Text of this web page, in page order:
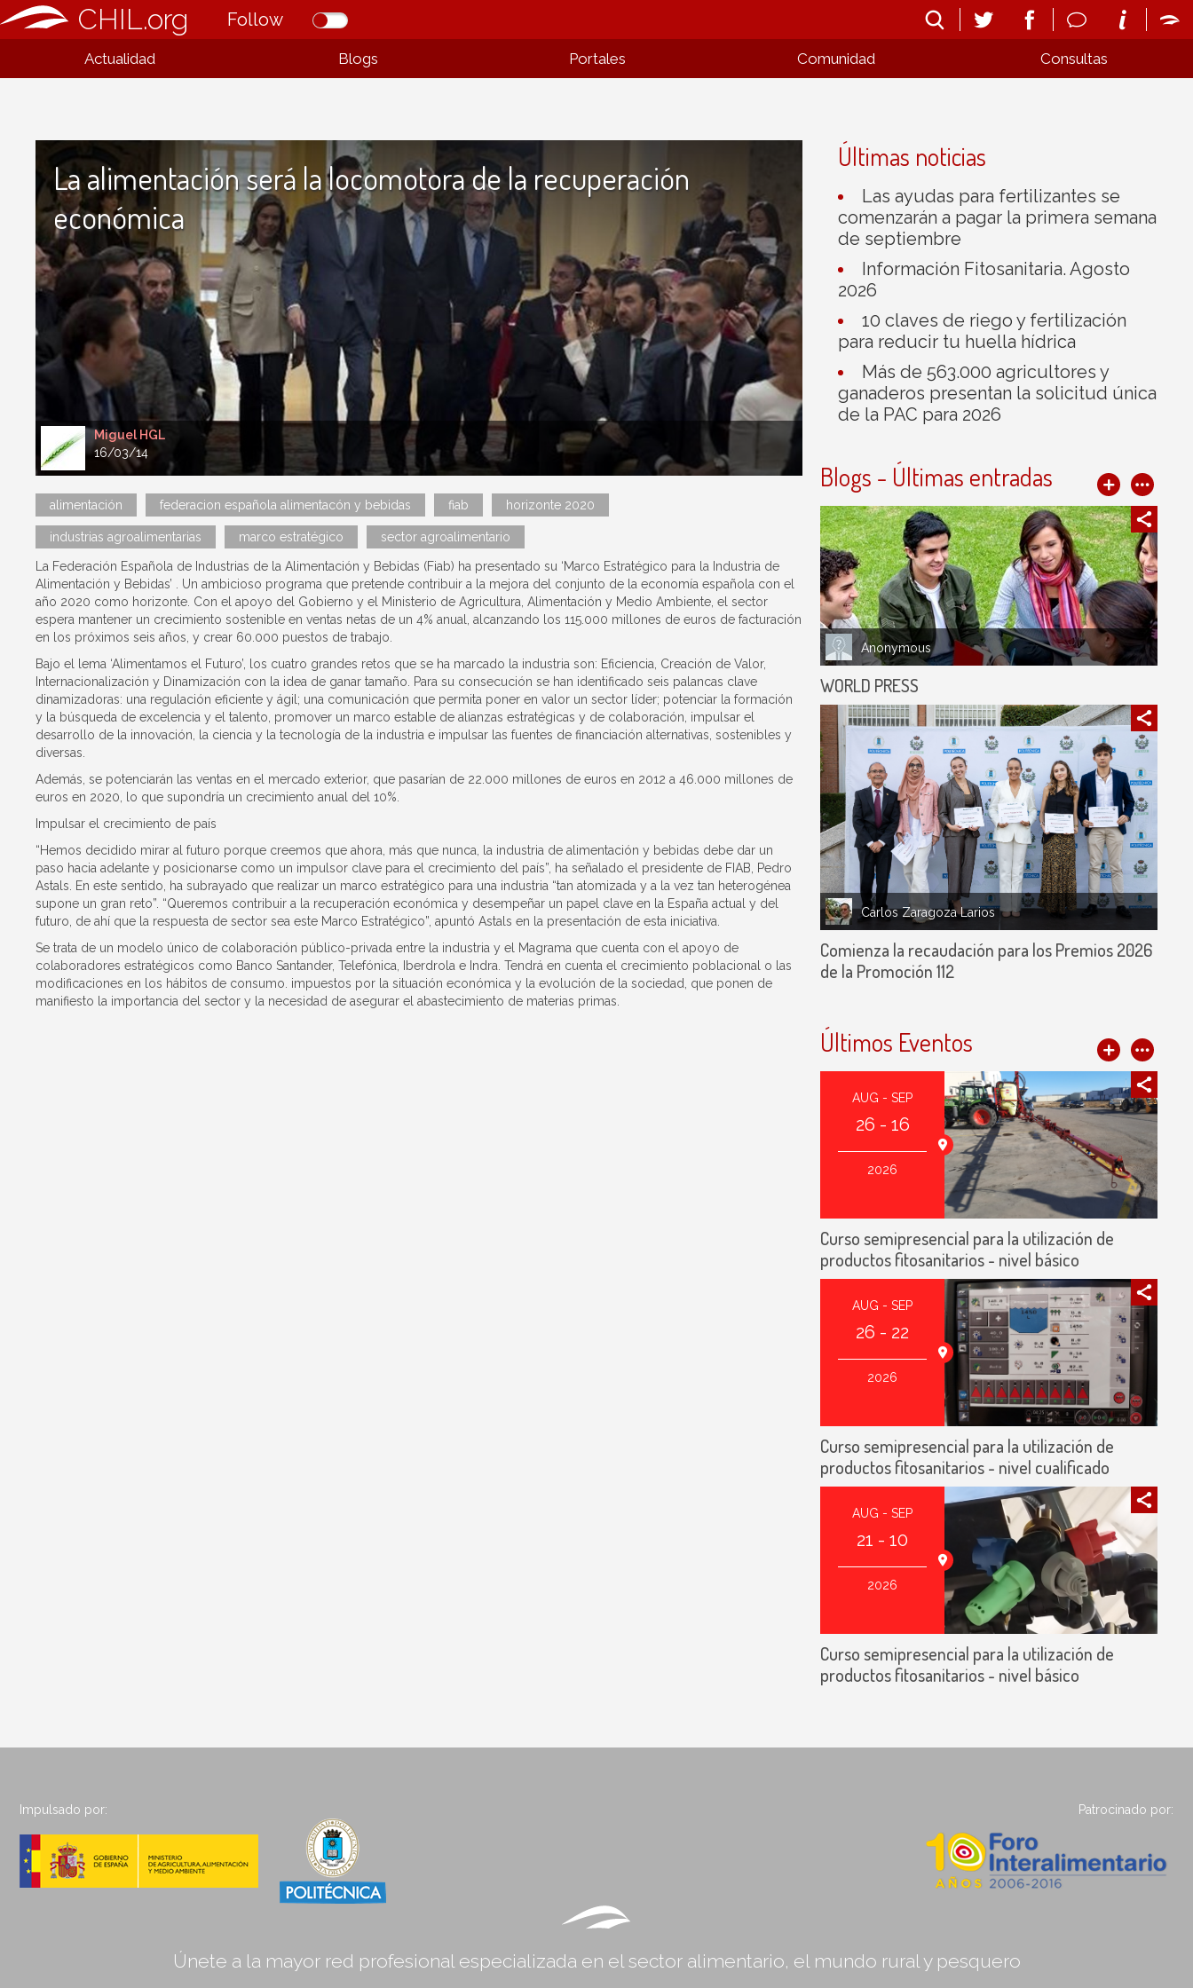
CHIL.org Follow
Actualidad Blogs Portales Comunidad Consultas
Miguel HGL
16/03/14
La alimentación será la locomotora de la recuperación
económica
alimentación federacion española alimentacón y bebidas fiab horizonte 2020
industrias agroalimentarias marco estratégico sector agroalimentario
La Federación Española de Industrias de la Alimentación y Bebidas (Fiab) ha presentado su ‘Marco Estratégico para la Industria de
Alimentación y Bebidas’ . Un ambicioso programa que pretende contribuir a la mejora del conjunto de la economía española con el
año 2020 como horizonte. Con el apoyo del Gobierno y el Ministerio de Agricultura, Alimentación y Medio Ambiente, el sector
espera mantener un crecimiento sostenible en ventas netas de un 4% anual, alcanzando los 115.000 millones de euros de facturación
en los próximos seis años, y crear 60.000 puestos de trabajo.
Bajo el lema ‘Alimentamos el Futuro’, los cuatro grandes retos que se ha marcado la industria son: Eficiencia, Creación de Valor,
Internacionalización y Dinamización con la idea de ganar tamaño. Para su consecución se han identificado seis palancas clave
dinamizadoras: una regulación eficiente y ágil; una comunicación que permita poner en valor un sector líder; potenciar la formación
y la búsqueda de excelencia y el talento, promover un marco estable de alianzas estratégicas y de colaboración, impulsar el
desarrollo de la innovación, la ciencia y la tecnología de la industria e impulsar las fuentes de financiación alternativas, sostenibles y
diversas.
Además, se potenciarán las ventas en el mercado exterior, que pasarían de 22.000 millones de euros en 2012 a 46.000 millones de
euros en 2020, lo que supondría un crecimiento anual del 10%.
Impulsar el crecimiento de país
“Hemos decidido mirar al futuro porque creemos que ahora, más que nunca, la industria de alimentación y bebidas debe dar un
paso hacia adelante y posicionarse como un impulsor clave para el crecimiento del país”, ha señalado el presidente de FIAB, Pedro
Astals. En este sentido, ha subrayado que realizar un marco estratégico para una industria “tan atomizada y a la vez tan heterogénea
supone un gran reto”. “Queremos contribuir a la recuperación económica y desempeñar un papel clave en la España actual y del
futuro, de ahí que la respuesta de sector sea este Marco Estratégico”, apuntó Astals en la presentación de esta iniciativa.
Se trata de un modelo único de colaboración público-privada entre la industria y el Magrama que cuenta con el apoyo de
colaboradores estratégicos como Banco Santander, Telefónica, Iberdrola e Indra. Tendrá en cuenta el crecimiento poblacional o las
modificaciones en los hábitos de consumo. impuestos por la situación económica y la evolución de la sociedad, que ponen de
manifiesto la importancia del sector y la necesidad de asegurar el abastecimiento de materias primas.
Últimas noticias
Las ayudas para fertilizantes se
comenzarán a pagar la primera semana
de septiembre
Información Fitosanitaria. Agosto
2026
10 claves de riego y fertilización
para reducir tu huella hídrica
Más de 563.000 agricultores y
ganaderos presentan la solicitud única
de la PAC para 2026
Blogs - Últimas entradas
Anonymous
WORLD PRESS
Carlos Zaragoza Larios
Comienza la recaudación para los Premios 2026
de la Promoción 112
Últimos Eventos
AUG - SEP
26 - 16
2026
Curso semipresencial para la utilización de
productos fitosanitarios - nivel básico
AUG - SEP
26 - 22
2026
Curso semipresencial para la utilización de
productos fitosanitarios - nivel cualificado
AUG - SEP
21 - 10
2026
Curso semipresencial para la utilización de
productos fitosanitarios - nivel básico
Impulsado por: Patrocinado por:
Únete a la mayor red profesional especializada en el sector alimentario, el mundo rural y pesquero